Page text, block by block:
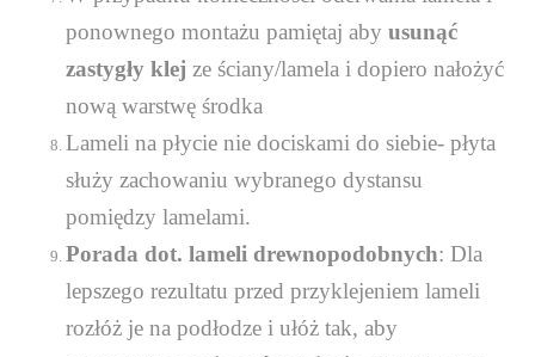
ponownego montażu pamiętaj aby usunąć
zastygły klej ze ściany/lamela i dopiero nałożyć
nową warstwę środka
Lameli na płycie nie dociskami do siebie- płyta
służy zachowaniu wybranego dystansu
pomiędzy lamelami.
Porada dot. lameli drewnopodobnych: Dla
lepszego rezultatu przed przyklejeniem lameli
rozłóż je na podłodze i ułóż tak, aby